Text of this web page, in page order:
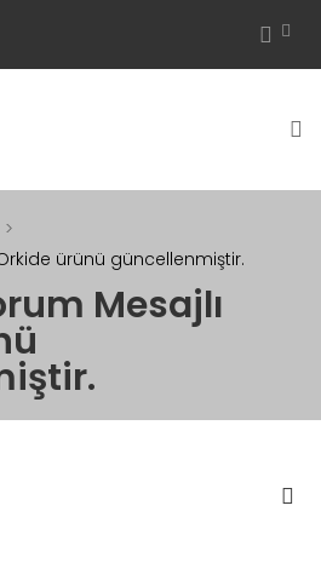
ürünü güncellenmiştir.
Mesajlı